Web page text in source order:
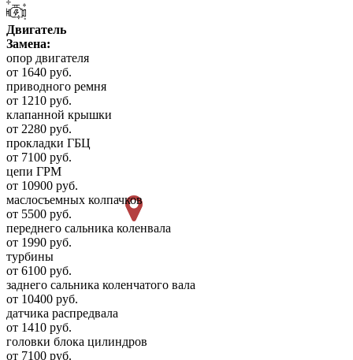
Двигатель
Замена:
опор двигателя
от 1640 руб.
приводного ремня
от 1210 руб.
клапанной крышки
от 2280 руб.
прокладки ГБЦ
от 7100 руб.
цепи ГРМ
от 10900 руб.
маслосъемных колпачков
от 5500 руб.
переднего сальника коленвала
от 1990 руб.
турбины
от 6100 руб.
заднего сальника коленчатого вала
от 10400 руб.
датчика распредвала
от 1410 руб.
головки блока цилиндров
от 7100 руб.